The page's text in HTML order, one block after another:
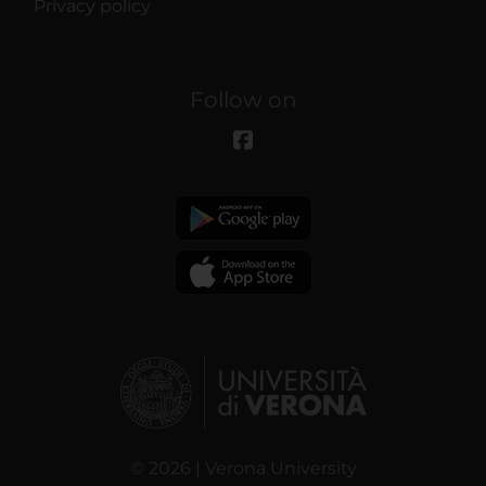
Privacy policy
Follow on
© 2026 | Verona University